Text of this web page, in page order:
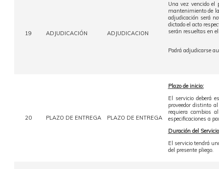
19 ADJUDICACIÓN ADJUDICACION
Una vez vencido el
mantenimiento de
adjudicación será
dictado el acto
serán resueltas en
Podrá adjudicarse
20 PLAZO DE ENTREGA PLAZO DE ENTREGA
Plazo de inicio:
El servicio deberá
proveedor distinto
requiera cambios
especificaciones a
Duración del
El servicio tendrá
del presente pliego.